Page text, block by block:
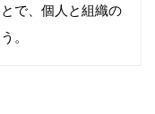
で、個人と組織の
。